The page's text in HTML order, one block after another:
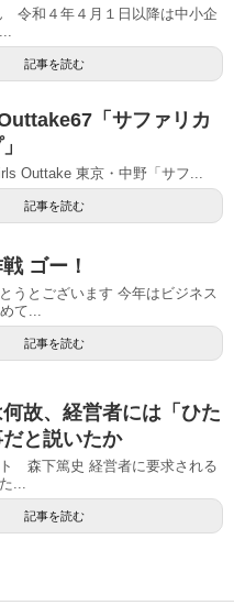
令和４年４月１日以降は中小企
記事を読む
「サファリカ
Outtake 東京・中野「サフ...
記事を読む
ゴー！
うとございます 今年はビジネス
て...
記事を読む
何故、経営者には「ひた
と説いたか
森下篤史 経営者に要求される
...
記事を読む